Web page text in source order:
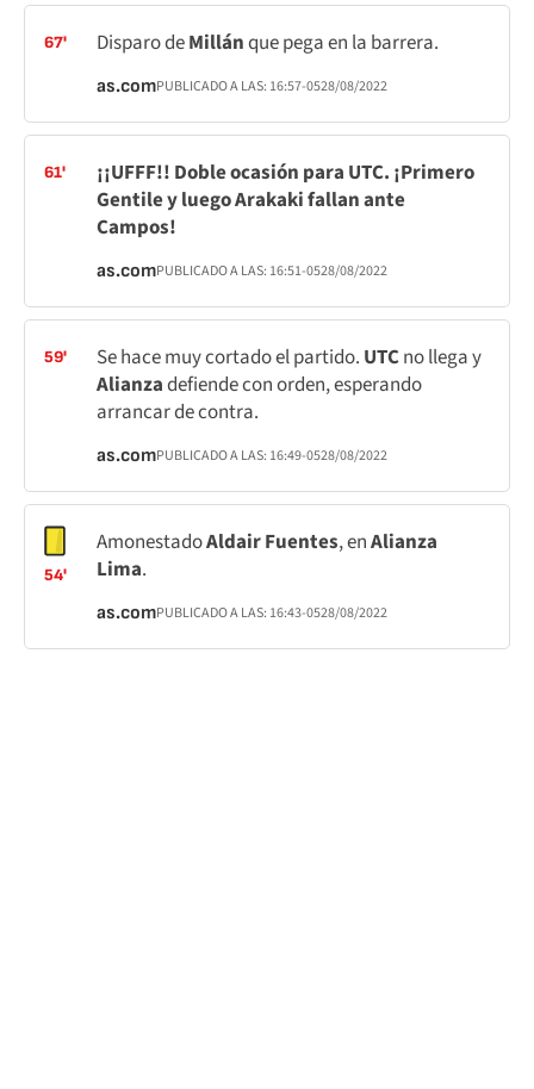
67' Disparo deMillánque pega en la barrera.
as.comPUBLICADO A LAS: 16:57-0528/08/2022
61'
¡¡UFFF!! Doble ocasión para UTC. ¡Primero
Gentile y luego Arakaki fallan ante
Campos!
as.comPUBLICADO A LAS: 16:51-0528/08/2022
59' Se hace muy cortado el partido. UTCno llega y
Alianzadefiende con orden, esperando
arrancar de contra.
as.comPUBLICADO A LAS: 16:49-0528/08/2022
54'
AmonestadoAldair Fuentes, enAlianza
Lima.
as.comPUBLICADO A LAS: 16:43-0528/08/2022